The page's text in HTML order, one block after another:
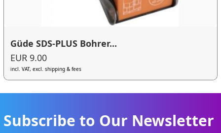
Güde SDS-PLUS Bohrer...
EUR 9.00
incl. VAT, excl. shipping & fees
Subscribe to Our Newsletter